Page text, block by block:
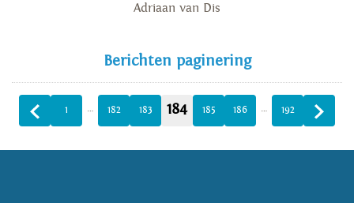
Adriaan van Dis
Berichten paginering
1 … 182 183 184 185 186 … 192